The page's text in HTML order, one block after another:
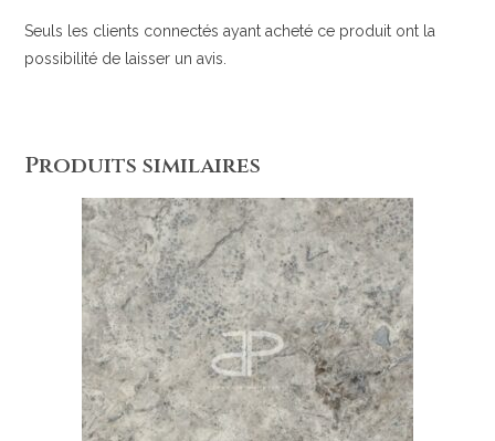
Seuls les clients connectés ayant acheté ce produit ont la
possibilité de laisser un avis.
Produits similaires